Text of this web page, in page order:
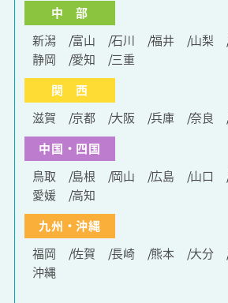
中 部
新潟
富山 石川 福井 山梨
静岡
愛知
三重
関 西
滋賀
京都 大阪 兵庫 奈良
中国・四国
鳥取
島根 岡山 広島 山口
愛媛
高知
九州・沖縄
福岡
佐賀 長崎 熊本 大分
沖縄